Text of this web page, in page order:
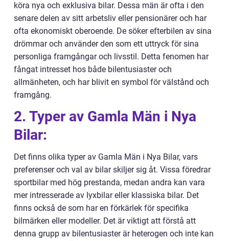
köra nya och exklusiva bilar. Dessa män är ofta i den
senare delen av sitt arbetsliv eller pensionärer och har
ofta ekonomiskt oberoende. De söker efterbilen av sina
drömmar och använder den som ett uttryck för sina
personliga framgångar och livsstil. Detta fenomen har
fångat intresset hos både bilentusiaster och
allmänheten, och har blivit en symbol för välstånd och
framgång.
2. Typer av Gamla Män i Nya
Bilar:
Det finns olika typer av Gamla Män i Nya Bilar, vars
preferenser och val av bilar skiljer sig åt. Vissa föredrar
sportbilar med hög prestanda, medan andra kan vara
mer intresserade av lyxbilar eller klassiska bilar. Det
finns också de som har en förkärlek för specifika
bilmärken eller modeller. Det är viktigt att förstå att
denna grupp av bilentusiaster är heterogen och inte kan